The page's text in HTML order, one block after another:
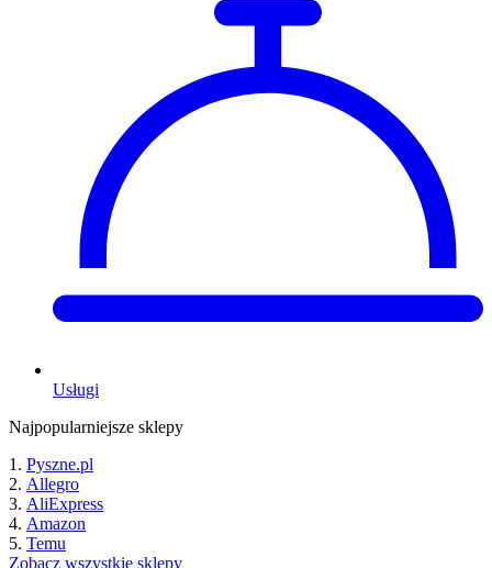
Usługi
Najpopularniejsze sklepy
Pyszne.pl
Allegro
AliExpress
Amazon
Temu
Zobacz wszystkie sklepy